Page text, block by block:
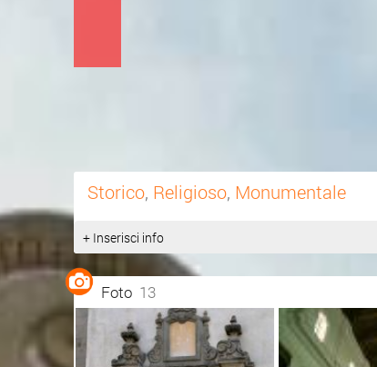
Storico, Religioso, Monumentale
+ Inserisci info
Foto 13